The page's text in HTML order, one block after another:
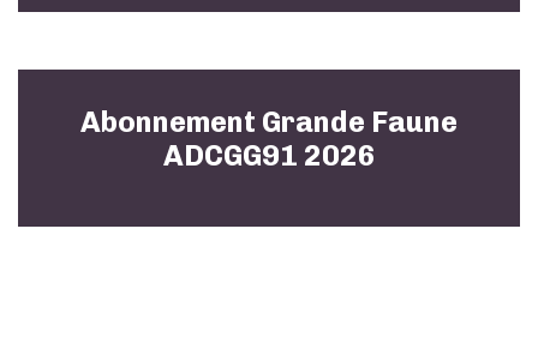
Abonnement Grande Faune
ADCGG91 2026